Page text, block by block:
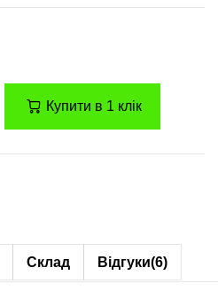
Купити в 1 клік
Склад Відгуки(6)